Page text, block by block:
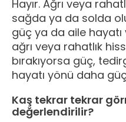
Hayır. Ağrı veya
sağda ya da solda
güç ya da aile
ağrı veya rahatlık
bırakıyorsa güç,
hayatı yönü daha
Kaş tekrar tekrar
değerlendirilir?